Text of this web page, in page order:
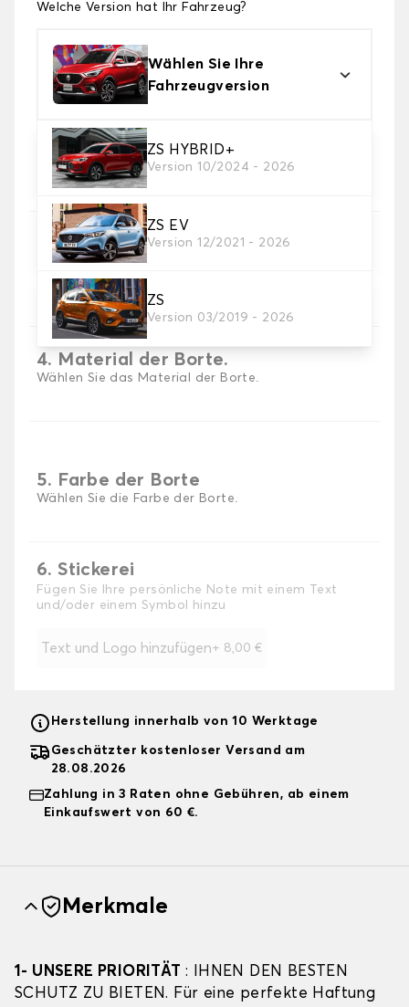
Welche Version hat Ihr Fahrzeug?
Wählen Sie Ihre
Fahrzeugversion
ZS HYBRID+
Version 10/2024 - 2026
ZS EV
Version 12/2021 - 2026
ZS
Version 03/2019 - 2026
2. Material
Wählen Sie das Material Ihrer Kofferraummatte
3. Teppichfarbe
Wählen Sie die Farbe Ihres Teppichs des
Kofferraums.
4. Material der Borte.
Wählen Sie das Material der Borte.
5. Farbe der Borte
Wählen Sie die Farbe der Borte.
6. Stickerei
Fügen Sie Ihre persönliche Note mit einem Text
und/oder einem Symbol hinzu
Text und Logo hinzufügen+ 8,00 €
Herstellung innerhalb von 10 Werktage
Geschätzter kostenloser Versand am
28.08.2026
Zahlung in 3 Raten ohne Gebühren, ab einem
Einkaufswert von 60 €.
Merkmale
1- UNSERE PRIORITÄT : IHNEN DEN BESTEN
SCHUTZ ZU BIETEN. Für eine perfekte Haftung